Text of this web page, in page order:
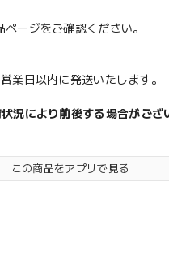
ページをご確認ください。
業日以内に発送いたします。
況により前後する場合がござ
この商品をアプリで見る